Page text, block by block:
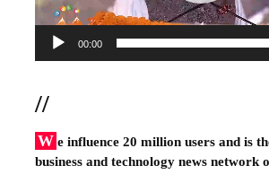
00:00
//
W e influence 20 million users and is
business and technology news network